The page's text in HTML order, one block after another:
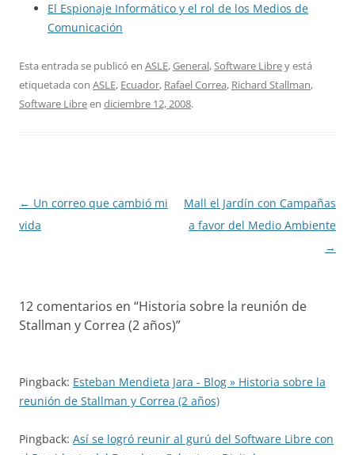
El Espionaje Informático y el rol de los Medios de
Comunicación
Esta entrada se publicó en ASLE,General,Software Librey está
etiquetada con ASLE, Ecuador, Rafael Correa, Richard Stallman,
Software Libreen diciembre 12, 2008.
Navegación
de
← Un correo que cambió mi
vida
Mall el Jardín con Campañas
a favor del Medio Ambiente
→
12 comentarios en “Historia sobre la reunión de
Stallman y Correa (2 años)”
Pingback: Esteban Mendieta Jara - Blog » Historia sobre la
reunión de Stallman y Correa (2 años)
Pingback: Así se logró reunir al gurú del Software Libre con